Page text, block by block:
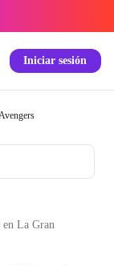
Iniciar sesión
en La Gran